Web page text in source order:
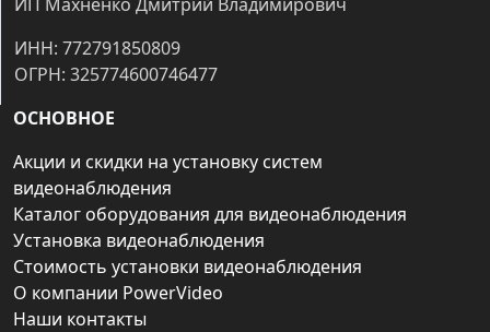
ИНН: 772791850809
ОГРН: 325774600746477
ОСНОВНОЕ
Акции и скидки на установку систем
видеонаблюдения
Каталог оборудования для видеонаблюдения
Установка видеонаблюдения
Стоимость установки видеонаблюдения
О компании PowerVideo
Наши контакты